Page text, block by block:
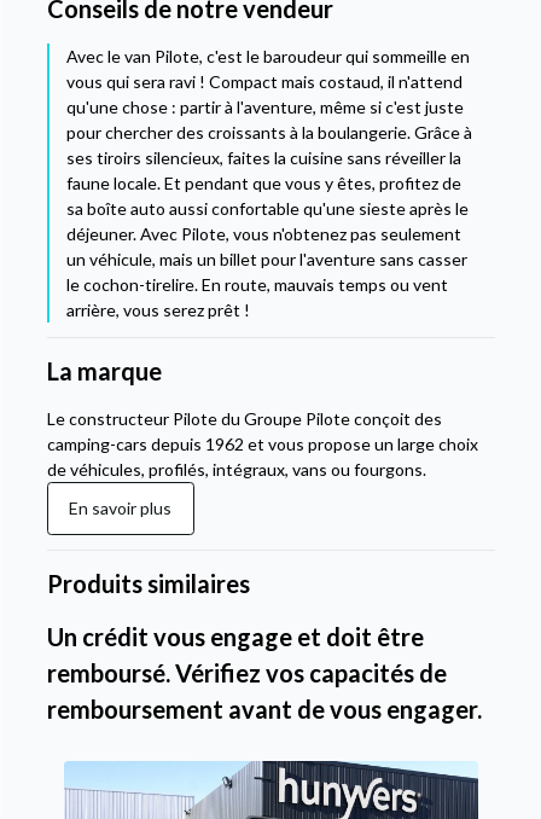
Conseils de notre vendeur
Avec le van Pilote, c'est le baroudeur qui sommeille en
vous qui sera ravi ! Compact mais costaud, il n'attend
qu'une chose : partir à l'aventure, même si c'est juste
pour chercher des croissants à la boulangerie. Grâce à
ses tiroirs silencieux, faites la cuisine sans réveiller la
faune locale. Et pendant que vous y êtes, profitez de
sa boîte auto aussi confortable qu'une sieste après le
déjeuner. Avec Pilote, vous n'obtenez pas seulement
un véhicule, mais un billet pour l'aventure sans casser
le cochon-tirelire. En route, mauvais temps ou vent
arrière, vous serez prêt !
La marque
Le constructeur Pilote du Groupe Pilote conçoit des
camping-cars depuis 1962 et vous propose un large choix
de véhicules, profilés, intégraux, vans ou fourgons.
En savoir plus
Produits similaires
Un crédit vous engage et doit être
remboursé. Vérifiez vos capacités de
remboursement avant de vous engager.